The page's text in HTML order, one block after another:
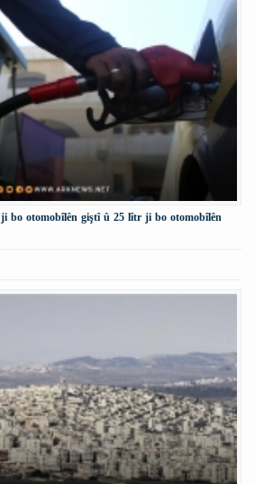
bo otomobîlên giştî û 25 lîtr ji bo otomobîlên